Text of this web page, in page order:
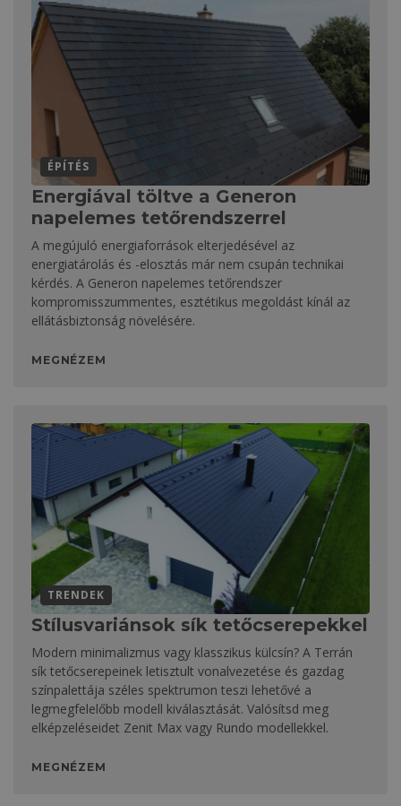
ÉPÍTÉS
Energiával töltve a Generon
napelemes tetőrendszerrel
A megújuló energiaforrások elterjedésével az
energiatárolás és -elosztás már nem csupán technikai
kérdés. A Generon napelemes tetőrendszer
kompromisszummentes, esztétikus megoldást kínál az
ellátásbiztonság növelésére.
MEGNÉZEM
TRENDEK
Stílusvariánsok sík tetőcserepekkel
Modern minimalizmus vagy klasszikus külcsín? A Terrán
sík tetőcserepeinek letisztult vonalvezetése és gazdag
színpalettája széles spektrumon teszi lehetővé a
legmegfelelőbb modell kiválasztását. Valósítsd meg
elképzeléseidet Zenit Max vagy Rundo modellekkel.
MEGNÉZEM